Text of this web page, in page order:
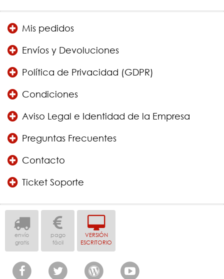
Mis pedidos
Envíos y Devoluciones
Política de Privacidad (GDPR)
Condiciones
Aviso Legal e Identidad de la Empresa
Preguntas Frecuentes
Contacto
Ticket Soporte
envío
gratis
pago
fácil
VERSIÓN
ESCRITORIO